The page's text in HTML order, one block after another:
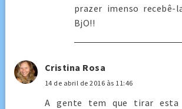
prazer imenso recebê-
BjO!!
Cristina Rosa
14 de abril de 2016 às 11:46
A gente tem que tirar esta